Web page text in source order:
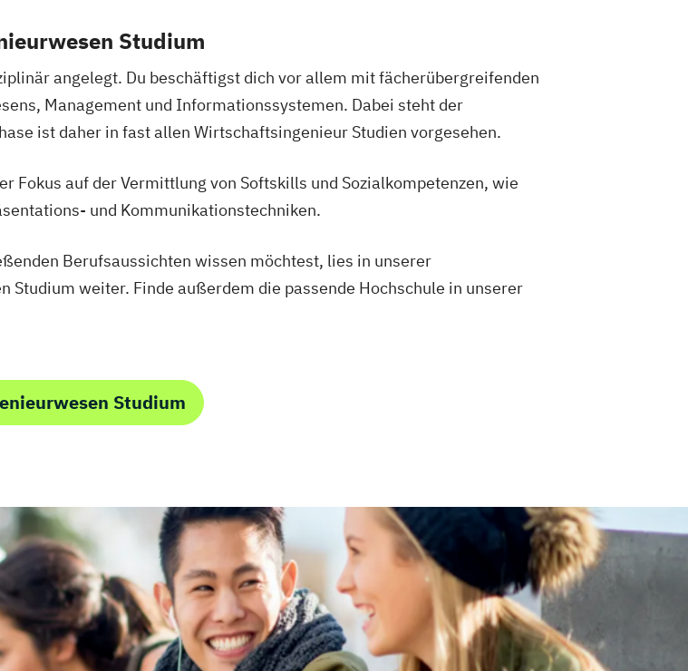
Studium
angelegt. Du beschäftigst dich vor allem mit fächerübergreifenden
Management und Informationssystemen. Dabei steht der
ist daher in fast allen Wirtschaftsingenieur Studien vorgesehen.
Fokus auf der Vermittlung von Softskills und Sozialkompetenzen, wie
und Kommunikationstechniken.
Berufsaussichten wissen möchtest, lies in unserer
Studium weiter. Finde außerdem die passende Hochschule in unserer
Studium